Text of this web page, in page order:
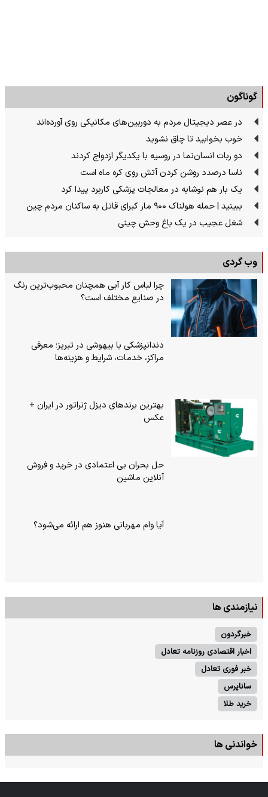
گوناگون
در عصر دیجیتال مردم به دوربین‌های مکانیکی روی آورده‌اند
خوب بخوابید تا چاق نشوید
دو ربات انسان‌نما در روسیه با یکدیگر ازدواج کردند
ناسا درصدد روشن کردن آتش روی کره ماه است
یک بار هم نوشابه در معالجات پزشکی کاربرد پیدا کرد
ببینید | حمله هولناک ۹۰۰ مار کبرای قاتل به ساکنان مردم چین
شغل عجیب در یک باغ وحش چینی
وب گردی
چرا لباس کار آبی همچنان محبوب‌ترین رنگ
در صنایع مختلف است؟
دندانپزشکی با بیهوشی در تبریز؛ معرفی
مراکز، خدمات، شرایط و هزینه‌ها
بهترین برندهای دیزل ژنراتور در ایران +
عکس
حل بحران بی‌ اعتمادی در خرید و فروش
آنلاین ماشین
آیا وام مهربانی هنوز هم ارائه می‌شود؟
نیازمندی ها
خبرگردون
اخبار اقتصادی روزنامه تعادل
خبر فوری تعادل
ساناپرس
خرید طلا
خواندنی ها